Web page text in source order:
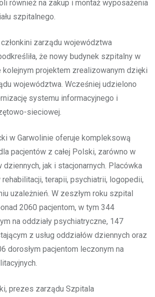
również na zakup i montaż wyposażenia
szpitalnego.
zarządu województwa
że nowy budynek szpitalny w
kolejnym projektem zrealizowanym dzięki
województwa. Wcześniej udzielono
systemu informacyjnego i
sieciowej.
w Garwolinie oferuje kompleksową
pacjentów z całej Polski, zarówno w
dziennych, jak i stacjonarnych. Placówka
terapii, psychiatrii, logopedii,
uzależnień. W zeszłym roku szpital
2060 pacjentom, w tym 344
na oddziały psychiatryczne, 147
z usług oddziałów dziennych oraz
dorosłym pacjentom leczonym na
prezes zarządu Szpitala